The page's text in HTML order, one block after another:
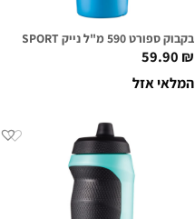
בקבוק ספורט 590 מ"ל נייק NIKE HYPERSPORT כחול לגון
59.90₪
המלאי אזל